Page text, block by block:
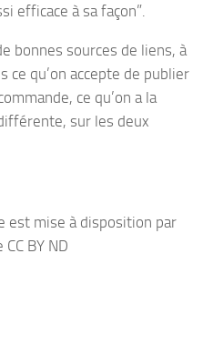
efficace à sa façon”.
bonnes sources de liens, à
ce qu’on accepte de publier
ce qu’on a la
sur les deux
est mise à disposition par
BY ND